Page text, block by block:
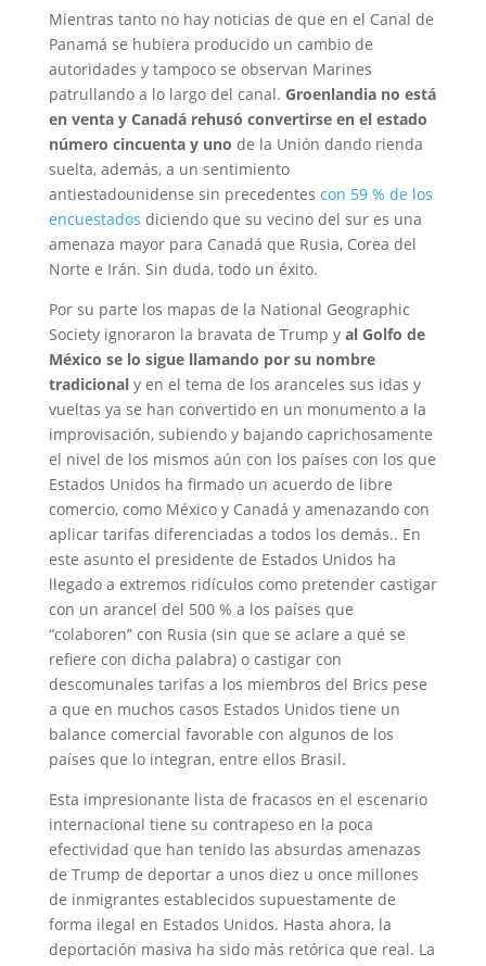
Mientras tanto no hay noticias de que en el Canal de
Panamá se hubiera producido un cambio de
autoridades y tampoco se observan Marines
patrullando a lo largo del canal. Groenlandia no está
en venta y Canadá rehusó convertirse en el estado
número cincuenta y uno de la Unión dando rienda
suelta, además, a un sentimiento
antiestadounidense sin precedentes con 59 % de los
encuestados diciendo que su vecino del sur es una
amenaza mayor para Canadá que Rusia, Corea del
Norte e Irán. Sin duda, todo un éxito.
Por su parte los mapas de la National Geographic
Society ignoraron la bravata de Trump y al Golfo de
México se lo sigue llamando por su nombre
tradicional y en el tema de los aranceles sus idas y
vueltas ya se han convertido en un monumento a la
improvisación, subiendo y bajando caprichosamente
el nivel de los mismos aún con los países con los que
Estados Unidos ha firmado un acuerdo de libre
comercio, como México y Canadá y amenazando con
aplicar tarifas diferenciadas a todos los demás.. En
este asunto el presidente de Estados Unidos ha
llegado a extremos ridículos como pretender castigar
con un arancel del 500 % a los países que
“colaboren” con Rusia (sin que se aclare a qué se
refiere con dicha palabra) o castigar con
descomunales tarifas a los miembros del Brics pese
a que en muchos casos Estados Unidos tiene un
balance comercial favorable con algunos de los
países que lo integran, entre ellos Brasil.
Esta impresionante lista de fracasos en el escenario
internacional tiene su contrapeso en la poca
efectividad que han tenido las absurdas amenazas
de Trump de deportar a unos diez u once millones
de inmigrantes establecidos supuestamente de
forma ilegal en Estados Unidos. Hasta ahora, la
deportación masiva ha sido más retórica que real. La